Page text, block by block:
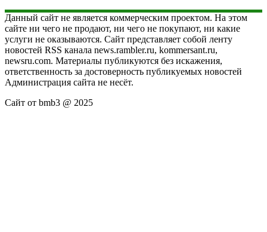
Данный сайт не является коммерческим проектом. На этом
сайте ни чего не продают, ни чего не покупают, ни какие
услуги не оказываются. Сайт представляет собой ленту
новостей RSS канала news.rambler.ru, kommersant.ru,
newsru.com. Материалы публикуются без искажения,
ответственность за достоверность публикуемых новостей
Администрация сайта не несёт.
Сайт от bmb3 @ 2025